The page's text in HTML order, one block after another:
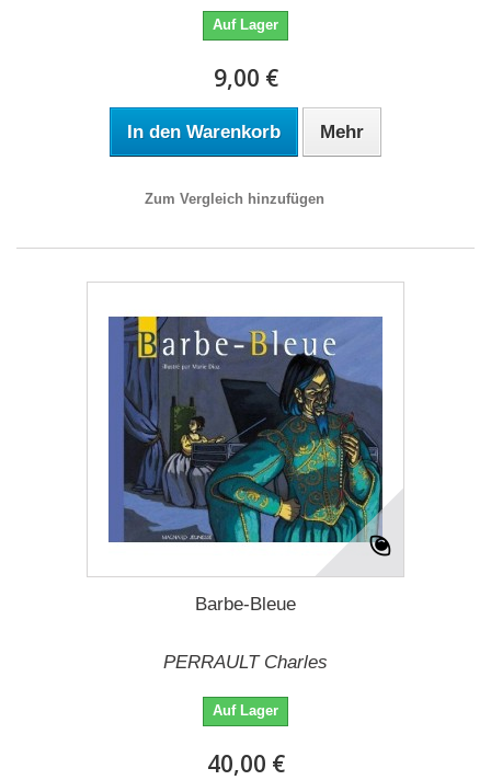
Auf Lager
9,00 €
In den Warenkorb Mehr
Zum Vergleich hinzufügen
Barbe-Bleue
PERRAULT Charles
Auf Lager
40,00 €